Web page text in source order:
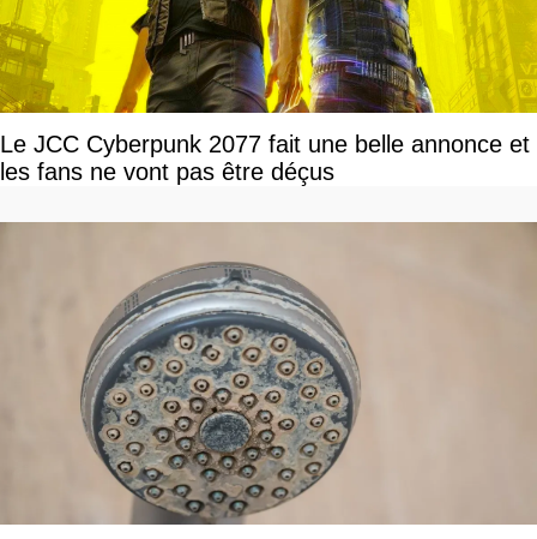
Le JCC Cyberpunk 2077 fait une belle annonce et
les fans ne vont pas être déçus